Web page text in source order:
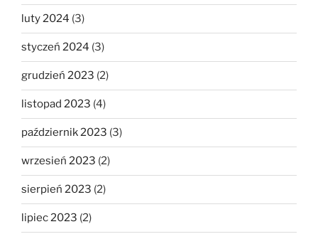
luty 2024 (3)
styczeń 2024 (3)
grudzień 2023 (2)
listopad 2023 (4)
październik 2023 (3)
wrzesień 2023 (2)
sierpień 2023 (2)
lipiec 2023 (2)